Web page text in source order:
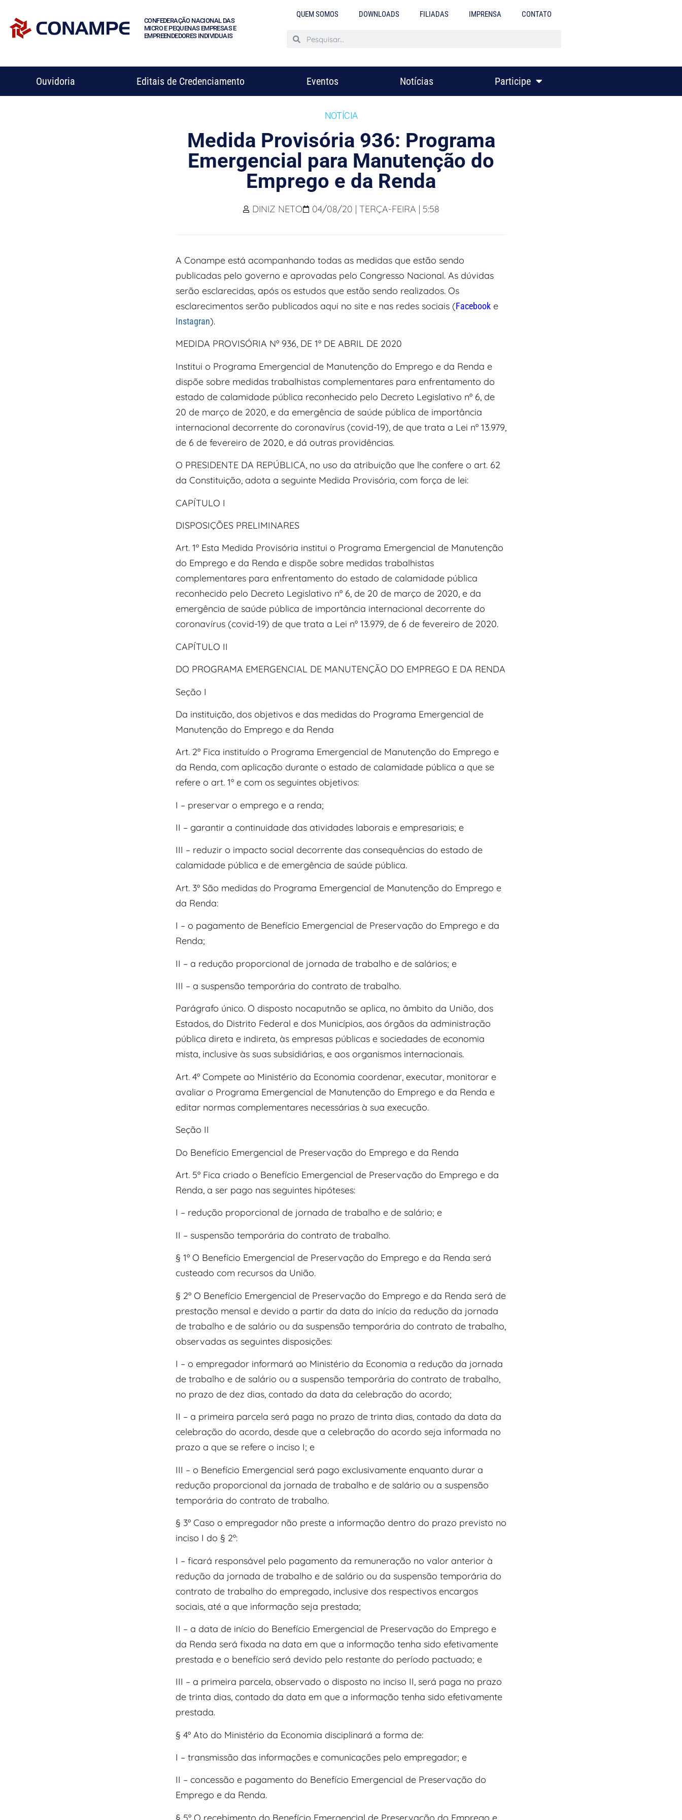
CONFEDERAÇÃO NACIONAL DAS
MICRO E PEQUENAS EMPRESAS E
EMPREENDEDORES INDIVIDUAIS
QUEM SOMOS DOWNLOADS FILIADAS IMPRENSA CONTATO
Ouvidoria Editais de Credenciamento Eventos Notícias Participe
NOTÍCIA
Medida Provisória 936: Programa
Emergencial para Manutenção do
Emprego e da Renda
DINIZ NETO 04/08/20 | TERÇA-FEIRA | 5:58
A Conampe está acompanhando todas as medidas que estão sendo
publicadas pelo governo e aprovadas pelo Congresso Nacional. As dúvidas
serão esclarecidas, após os estudos que estão sendo realizados. Os
esclarecimentos serão publicados aqui no site e nas redes sociais (Facebook e
Instagran).
MEDIDA PROVISÓRIA Nº 936, DE 1º DE ABRIL DE 2020
Institui o Programa Emergencial de Manutenção do Emprego e da Renda e
dispõe sobre medidas trabalhistas complementares para enfrentamento do
estado de calamidade pública reconhecido pelo Decreto Legislativo nº 6, de
20 de março de 2020, e da emergência de saúde pública de importância
internacional decorrente do coronavírus (covid-19), de que trata a Lei nº 13.979,
de 6 de fevereiro de 2020, e dá outras providências.
O PRESIDENTE DA REPÚBLICA, no uso da atribuição que lhe confere o art. 62
da Constituição, adota a seguinte Medida Provisória, com força de lei:
CAPÍTULO I
DISPOSIÇÕES PRELIMINARES
Art. 1º Esta Medida Provisória institui o Programa Emergencial de Manutenção
do Emprego e da Renda e dispõe sobre medidas trabalhistas
complementares para enfrentamento do estado de calamidade pública
reconhecido pelo Decreto Legislativo nº 6, de 20 de março de 2020, e da
emergência de saúde pública de importância internacional decorrente do
coronavírus (covid-19) de que trata a Lei nº 13.979, de 6 de fevereiro de 2020.
CAPÍTULO II
DO PROGRAMA EMERGENCIAL DE MANUTENÇÃO DO EMPREGO E DA RENDA
Seção I
Da instituição, dos objetivos e das medidas do Programa Emergencial de
Manutenção do Emprego e da Renda
Art. 2º Fica instituído o Programa Emergencial de Manutenção do Emprego e
da Renda, com aplicação durante o estado de calamidade pública a que se
refere o art. 1º e com os seguintes objetivos:
I – preservar o emprego e a renda;
II – garantir a continuidade das atividades laborais e empresariais; e
III – reduzir o impacto social decorrente das consequências do estado de
calamidade pública e de emergência de saúde pública.
Art. 3º São medidas do Programa Emergencial de Manutenção do Emprego e
da Renda:
I – o pagamento de Benefício Emergencial de Preservação do Emprego e da
Renda;
II – a redução proporcional de jornada de trabalho e de salários; e
III – a suspensão temporária do contrato de trabalho.
Parágrafo único. O disposto nocaputnão se aplica, no âmbito da União, dos
Estados, do Distrito Federal e dos Municípios, aos órgãos da administração
pública direta e indireta, às empresas públicas e sociedades de economia
mista, inclusive às suas subsidiárias, e aos organismos internacionais.
Art. 4º Compete ao Ministério da Economia coordenar, executar, monitorar e
avaliar o Programa Emergencial de Manutenção do Emprego e da Renda e
editar normas complementares necessárias à sua execução.
Seção II
Do Benefício Emergencial de Preservação do Emprego e da Renda
Art. 5º Fica criado o Benefício Emergencial de Preservação do Emprego e da
Renda, a ser pago nas seguintes hipóteses:
I – redução proporcional de jornada de trabalho e de salário; e
II – suspensão temporária do contrato de trabalho.
§ 1º O Benefício Emergencial de Preservação do Emprego e da Renda será
custeado com recursos da União.
§ 2º O Benefício Emergencial de Preservação do Emprego e da Renda será de
prestação mensal e devido a partir da data do início da redução da jornada
de trabalho e de salário ou da suspensão temporária do contrato de trabalho,
observadas as seguintes disposições:
I – o empregador informará ao Ministério da Economia a redução da jornada
de trabalho e de salário ou a suspensão temporária do contrato de trabalho,
no prazo de dez dias, contado da data da celebração do acordo;
II – a primeira parcela será paga no prazo de trinta dias, contado da data da
celebração do acordo, desde que a celebração do acordo seja informada no
prazo a que se refere o inciso I; e
III – o Benefício Emergencial será pago exclusivamente enquanto durar a
redução proporcional da jornada de trabalho e de salário ou a suspensão
temporária do contrato de trabalho.
§ 3º Caso o empregador não preste a informação dentro do prazo previsto no
inciso I do § 2º:
I – ficará responsável pelo pagamento da remuneração no valor anterior à
redução da jornada de trabalho e de salário ou da suspensão temporária do
contrato de trabalho do empregado, inclusive dos respectivos encargos
sociais, até a que informação seja prestada;
II – a data de início do Benefício Emergencial de Preservação do Emprego e
da Renda será fixada na data em que a informação tenha sido efetivamente
prestada e o benefício será devido pelo restante do período pactuado; e
III – a primeira parcela, observado o disposto no inciso II, será paga no prazo
de trinta dias, contado da data em que a informação tenha sido efetivamente
prestada.
§ 4º Ato do Ministério da Economia disciplinará a forma de:
I – transmissão das informações e comunicações pelo empregador; e
II – concessão e pagamento do Benefício Emergencial de Preservação do
Emprego e da Renda.
§ 5º O recebimento do Benefício Emergencial de Preservação do Emprego e